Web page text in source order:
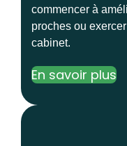
commencer à
proches ou
cabinet.
En savoir plus